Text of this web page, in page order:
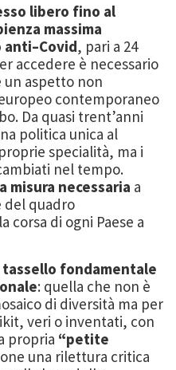
libero fino al
massima
anti–Covid, pari a 24
accedere è necessario
un aspetto non
contemporaneo
Da quasi trent’anni
politica unica al
specialità, ma i
nel tempo.
misura necessaria a
del quadro
corsa di ogni Paese a
fondamentale
: quella che non è
di diversità ma per
veri o inventati, con
propria “petite
una rilettura critica